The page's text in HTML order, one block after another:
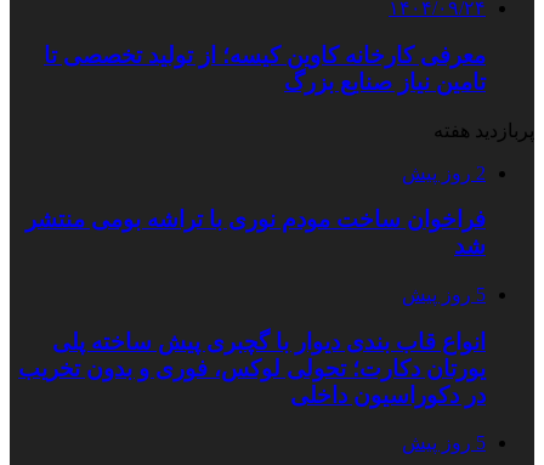
۱۴۰۴/۰۹/۲۴
معرفی کارخانه کاوین کیسه؛ از تولید تخصصی تا
تامین نیاز صنایع بزرگ
پربازدید هفته
2 روز پیش
فراخوان ساخت مودم نوری با تراشه بومی منتشر
شد
5 روز پیش
انواع قاب بندی دیوار با گچبری پیش ساخته پلی
یورتان دکارت؛ تحولی لوکس، فوری و بدون تخریب
در دکوراسیون داخلی
5 روز پیش